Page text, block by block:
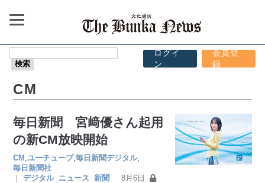
ログイ
ン
会員登
録
CM
毎日新聞 宮﨑優さん起用
の新CM放映開始
CM ,ユーチューブ,毎日新聞デジタル,
毎日新聞社
｜
デジタル ニュース 新聞 8月6日